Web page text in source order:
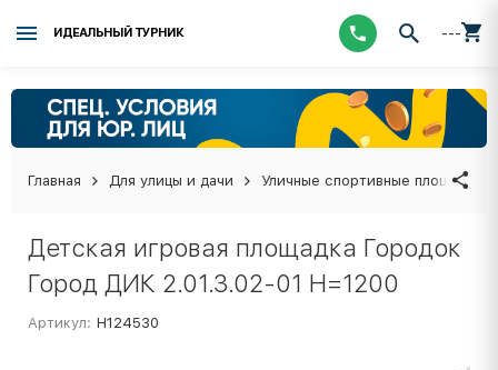
ИДЕАЛЬНЫЙ ТУРНИК ---
Главная Для улицы и дачи Уличные спортивные площадки
Детская игровая площадка Городок
Город ДИК 2.01.3.02-01 H=1200
Артикул: Н124530